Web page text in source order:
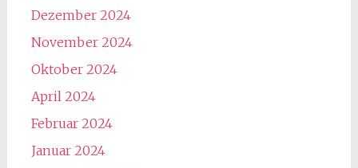
Dezember 2024
November 2024
Oktober 2024
April 2024
Februar 2024
Januar 2024